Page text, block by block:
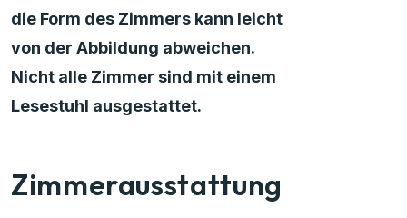
die Form des Zimmers kann leicht
von der Abbildung abweichen.
Nicht alle Zimmer sind mit einem
Lesestuhl ausgestattet.
Zimmerausstattung